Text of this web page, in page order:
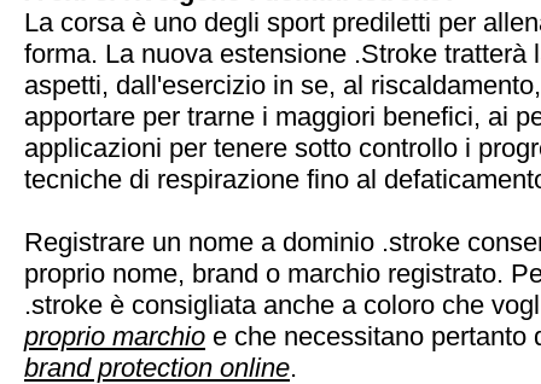
La corsa è uno degli sport prediletti per
forma. La nuova estensione .Stroke tratterà
aspetti, dall'esercizio in se, al
apportare per trarne i maggiori benefici, ai
applicazioni per tenere sotto controllo i
tecniche di respirazione fino al
Registrare un nome a dominio .stroke
proprio nome, brand o marchio registrato.
.stroke è consigliata anche a coloro che
proprio marchio e che necessitano pertanto
brand protection online.